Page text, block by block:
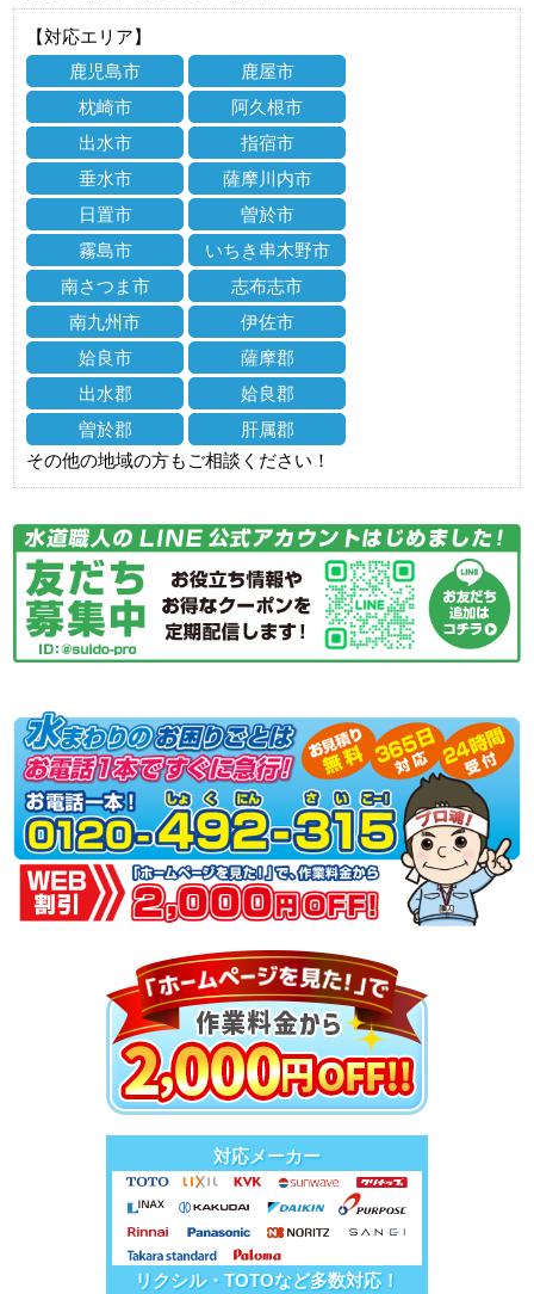
【対応エリア】
鹿児島市
鹿屋市
枕崎市
阿久根市
出水市
指宿市
垂水市
薩摩川内市
日置市
曽於市
霧島市
いちき串木野市
南さつま市
志布志市
南九州市
伊佐市
姶良市
薩摩郡
出水郡
姶良郡
曽於郡
肝属郡
その他の地域の方もご相談ください！
対応メーカー
リクシル・TOTOなど多数対応！